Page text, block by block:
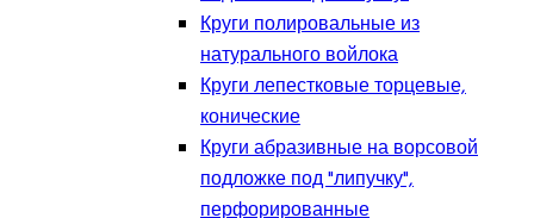
Круги полировальные из
натурального войлока
Круги лепестковые торцевые,
конические
Круги абразивные на ворсовой
подложке под "липучку",
перфорированные